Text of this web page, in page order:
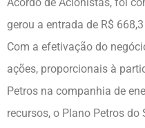
Acordo de Acionistas, foi
gerou a entrada de R$
Com a efetivação do
ações, proporcionais à
Petros na companhia de
recursos, o Plano Petros do